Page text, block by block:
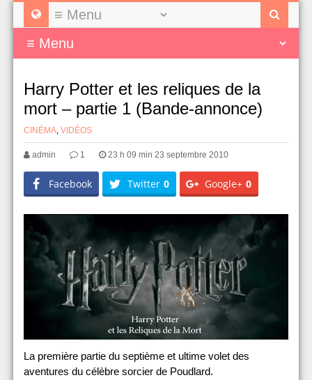
Harry Potter et les reliques de la
mort – partie 1 (Bande-annonce)
CINÉMA, VIDÉOS
admin 1 23 h 09 min 23 septembre 2010
Facebook Twitter 0 Google+ 0
La première partie du septième et ultime volet des
aventures du célèbre sorcier de Poudlard.